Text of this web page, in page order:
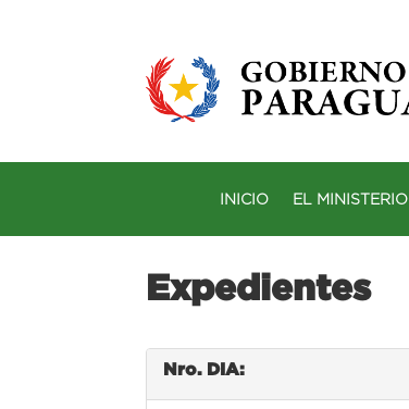
INICIO EL MINISTERIO
Expedientes
Nro. DIA: